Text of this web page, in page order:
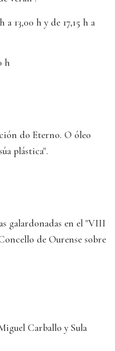
a 13,00 h y de 17,15 h a
h
do Eterno. O óleo
plástica".
galardonadas en el "VIII
de Ourense sobre
Carballo y Sula